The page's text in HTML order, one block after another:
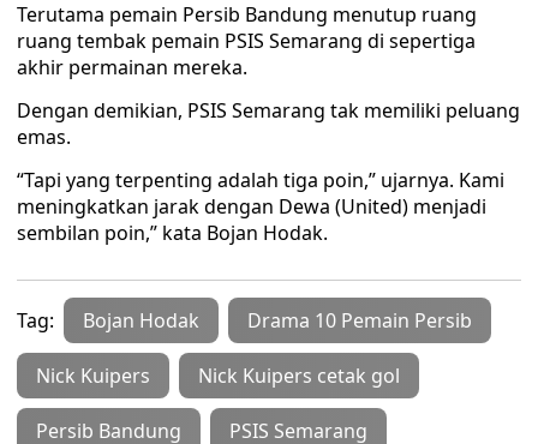
Terutama pemain Persib Bandung menutup ruang
ruang tembak pemain PSIS Semarang di sepertiga
akhir permainan mereka.
Dengan demikian, PSIS Semarang tak memiliki peluang
emas.
“Tapi yang terpenting adalah tiga poin,” ujarnya. Kami
meningkatkan jarak dengan Dewa (United) menjadi
sembilan poin,” kata Bojan Hodak.
Tag: Bojan Hodak Drama 10 Pemain Persib
Nick Kuipers Nick Kuipers cetak gol
Persib Bandung PSIS Semarang